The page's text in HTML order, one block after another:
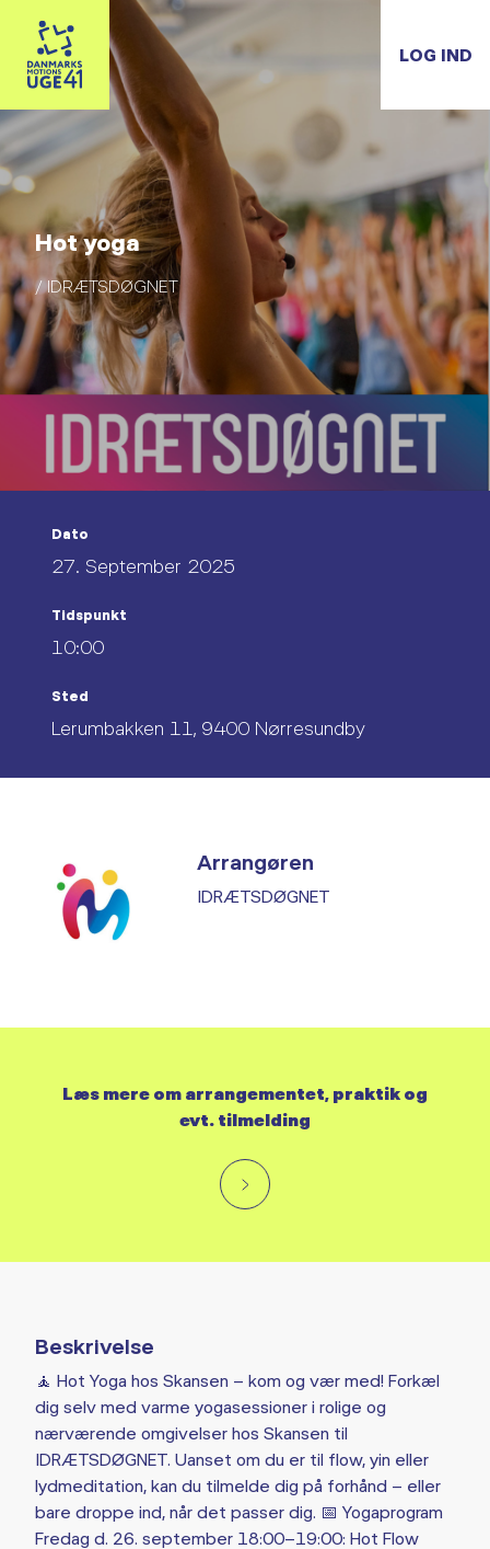
LOG IND
Hot yoga
/ IDRÆTSDØGNET
Dato
27. September 2025
Tidspunkt
10:00
Sted
Lerumbakken 11, 9400 Nørresundby
Beskrivelse
🧘 Hot Yoga hos Skansen – kom og vær med! Forkæl
dig selv med varme yogasessioner i rolige og
nærværende omgivelser hos Skansen til
IDRÆTSDØGNET. Uanset om du er til flow, yin eller
lydmeditation, kan du tilmelde dig på forhånd – eller
bare droppe ind, når det passer dig. 📅 Yogaprogram
Fredag d. 26. september 18:00–19:00: Hot Flow
Arrangøren
IDRÆTSDØGNET
Læs mere om arrangementet, praktik og
evt. tilmelding